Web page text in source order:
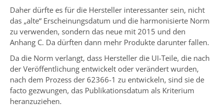
Daher dürfte es für die Hersteller interessanter sein, nicht
das „alte“ Erscheinungsdatum und die harmonisierte Norm
zu verwenden, sondern das neue mit 2015 und den
Anhang C. Da dürften dann mehr Produkte darunter fallen.
Da die Norm verlangt, dass Hersteller die UI-Teile, die nach
der Veröffentlichung entwickelt oder verändert wurden,
nach dem Prozess der 62366-1 zu entwickeln, sind sie de
facto gezwungen, das Publikationsdatum als Kriterium
heranzuziehen.